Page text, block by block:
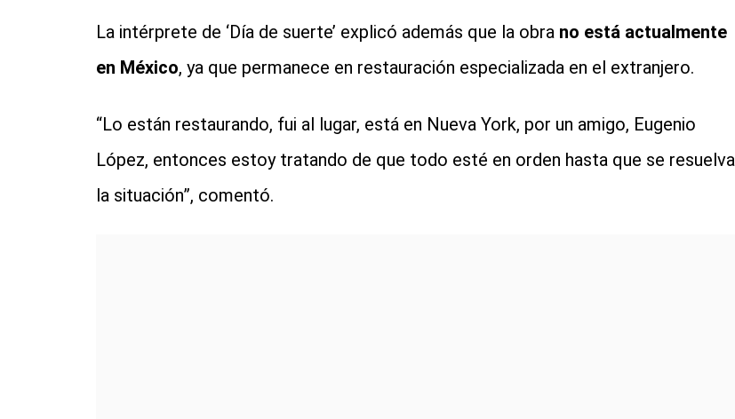
La intérprete de ‘Día de suerte’ explicó además que la obra no está actualmente
en México, ya que permanece en restauración especializada en el extranjero.
“Lo están restaurando, fui al lugar, está en Nueva York, por un amigo, Eugenio
López, entonces estoy tratando de que todo esté en orden hasta que se resuelva
la situación”, comentó.